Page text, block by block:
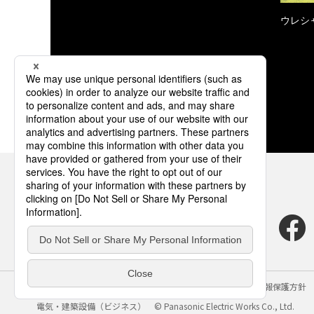
ウレシ
サイトのご利用にあたって クッキーポリシー
個人情報保護方針
電気・建築設備（ビジネス）
© Panasonic Electric Works Co., Ltd.